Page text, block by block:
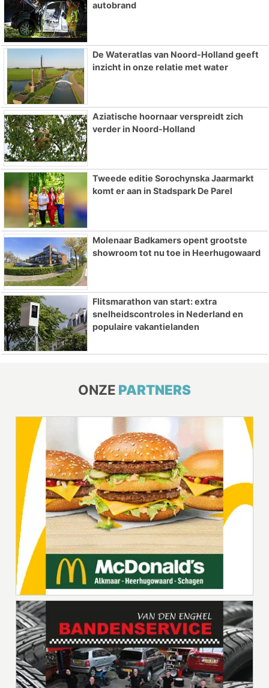
autobrand
De Wateratlas van Noord-Holland geeft
inzicht in onze relatie met water
Aziatische hoornaar verspreidt zich
verder in Noord-Holland
Tweede editie Sorochynska Jaarmarkt
komt er aan in Stadspark De Parel
Molenaar Badkamers opent grootste
showroom tot nu toe in Heerhugowaard
Flitsmarathon van start: extra
snelheidscontroles in Nederland en
populaire vakantielanden
ONZE PARTNERS